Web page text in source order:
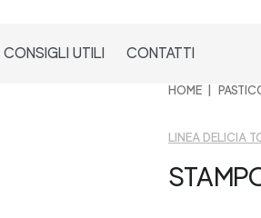
CONSIGLI UTILI CONTATTI
HOME
LINEA DELICIA